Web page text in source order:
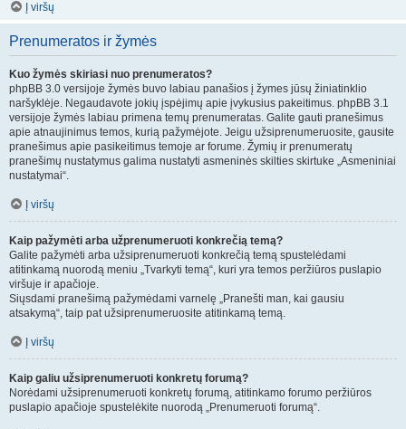
Į viršų
Prenumeratos ir žymės
Kuo žymės skiriasi nuo prenumeratos?
phpBB 3.0 versijoje žymės buvo labiau panašios į žymes jūsų žiniatinklio
naršyklėje. Negaudavote jokių įspėjimų apie įvykusius pakeitimus. phpBB 3.1
versijoje žymės labiau primena temų prenumeratas. Galite gauti pranešimus
apie atnaujinimus temos, kurią pažymėjote. Jeigu užsiprenumeruosite, gausite
pranešimus apie pasikeitimus temoje ar forume. Žymių ir prenumeratų
pranešimų nustatymus galima nustatyti asmeninės skilties skirtuke „Asmeniniai
nustatymai“.
Į viršų
Kaip pažymėti arba užprenumeruoti konkrečią temą?
Galite pažymėti arba užsiprenumeruoti konkrečią temą spustelėdami
atitinkamą nuorodą meniu „Tvarkyti temą“, kuri yra temos peržiūros puslapio
viršuje ir apačioje.
Siųsdami pranešimą pažymėdami varnelę „Pranešti man, kai gausiu
atsakymą“, taip pat užsiprenumeruosite atitinkamą temą.
Į viršų
Kaip galiu užsiprenumeruoti konkretų forumą?
Norėdami užsiprenumeruoti konkretų forumą, atitinkamo forumo peržiūros
puslapio apačioje spustelėkite nuorodą „Prenumeruoti forumą“.